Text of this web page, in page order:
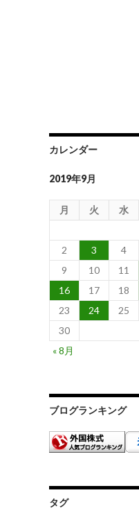
カレンダー
2019年9月
月 火 水
2
3 4
9
10 11
16
17 18
23
24 25
30
« 8月
ブログランキング
タグ